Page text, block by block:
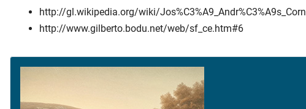
http://gl.wikipedia.org/wiki/
http://www.gilberto.bodu.net/web/sf_ce.htm#6